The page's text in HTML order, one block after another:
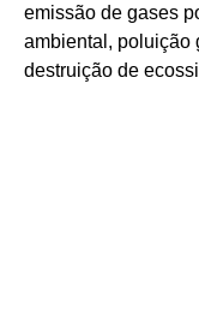
emissão de gases
ambiental, poluição
destruição de